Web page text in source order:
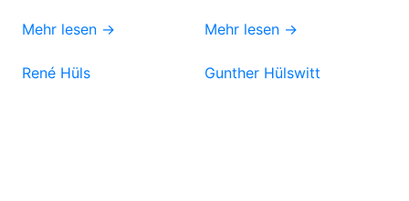
Mehr lesen → Mehr lesen →
René Hüls Gunther Hülswitt